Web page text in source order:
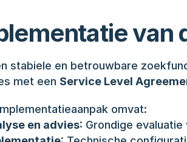
van
stabiele en betrouwbare
met een Service Level
omvat:
en advies: Grondige